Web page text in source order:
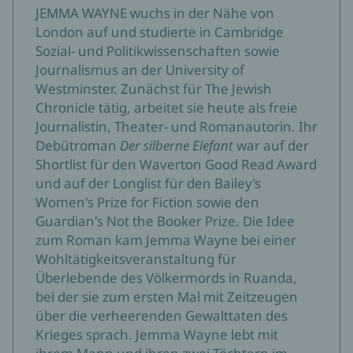
seine Freude gehabt.
Deutschlandfunk
Peter Henning, 22.03.2021
Absolute Leseempfehlung! Wenn ihr Geschichten lesen
wollt von starken Frauen, von unausgesprochenen
Geheimnissen, von Vertrauen ineinander, dann habt ihr
hier eine ganz wundervolle Geschichte, die berührt, die
schockiert, die sprachlos macht, die aber auch
Hoffnung birgt.
youtube.com/bookfriends4ever
Der Roman führt vor Augen, dass der Weg zum Glück
über die Auseinandersetzung mit sich und seinen
Abgründen führt.
Myself
JEMMA WAYNE wuchs in der Nähe von
London auf und studierte in Cambridge
Sozial- und Politikwissenschaften sowie
Journalismus an der University of
Westminster. Zunächst für The Jewish
Chronicle tätig, arbeitet sie heute als freie
Journalistin, Theater- und Romanautorin. Ihr
Debütroman Der silberne Elefantwar auf der
Shortlist für den Waverton Good Read Award
und auf der Longlist für den Bailey’s
Women's Prize for Fiction sowie den
Guardian's Not the Booker Prize. Die Idee
zum Roman kam Jemma Wayne bei einer
Wohltätigkeitsveranstaltung für
Überlebende des Völkermords in Ruanda,
bei der sie zum ersten Mal mit Zeitzeugen
über die verheerenden Gewalttaten des
Krieges sprach. Jemma Wayne lebt mit